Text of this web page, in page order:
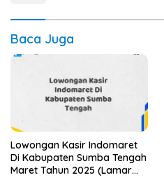
Baca Juga
Lowongan Kasir Indomaret
Di Kabupaten Sumba Tengah
Maret Tahun 2025 (Lamar